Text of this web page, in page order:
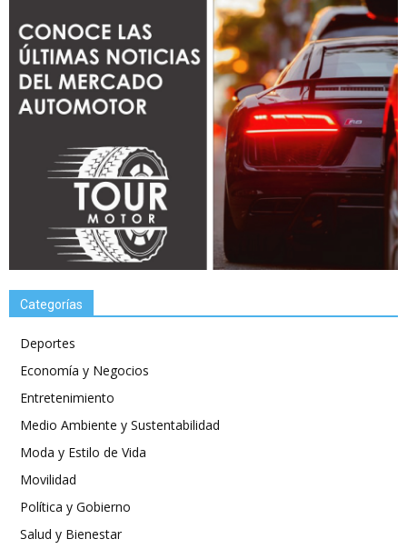
Categorías
Deportes
Economía y Negocios
Entretenimiento
Medio Ambiente y Sustentabilidad
Moda y Estilo de Vida
Movilidad
Política y Gobierno
Salud y Bienestar